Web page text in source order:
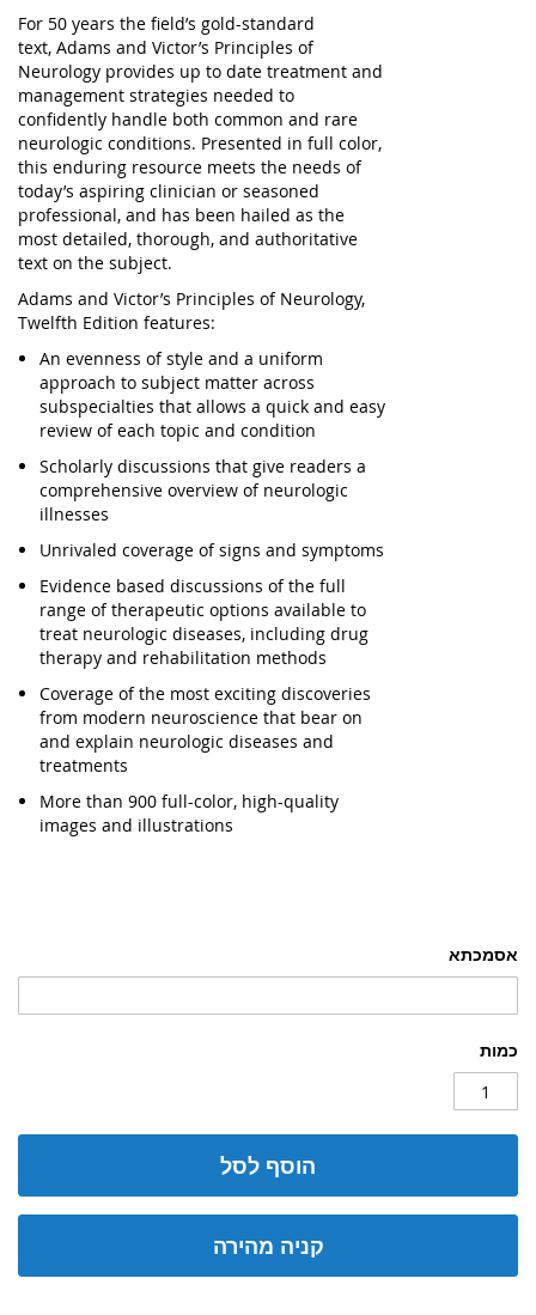
אסמכתא
כמות
הוסף לסל
קניה מהירה
For 50 years the field’s gold-standard
text, Adams and Victor’s Principles of
Neurology provides up to date treatment and
management strategies needed to
confidently handle both common and rare
neurologic conditions. Presented in full color,
this enduring resource meets the needs of
today’s aspiring clinician or seasoned
professional, and has been hailed as the
most detailed, thorough, and authoritative
text on the subject.
Adams and Victor’s Principles of Neurology,
Twelfth Edition features:
An evenness of style and a uniform
approach to subject matter across
subspecialties that allows a quick and easy
review of each topic and condition
Scholarly discussions that give readers a
comprehensive overview of neurologic
illnesses
Unrivaled coverage of signs and symptoms
Evidence based discussions of the full
range of therapeutic options available to
treat neurologic diseases, including drug
therapy and rehabilitation methods
Coverage of the most exciting discoveries
from modern neuroscience that bear on
and explain neurologic diseases and
treatments
More than 900 full-color, high-quality
images and illustrations